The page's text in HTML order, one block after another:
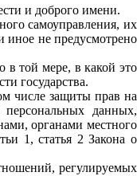
и доброго имени.
самоуправления, их
иное не предусмотрено
в той мере, в какой это
государства.
числе защиты прав на
данных,
органами местного
1, статья 2 Закона о
регулируемых